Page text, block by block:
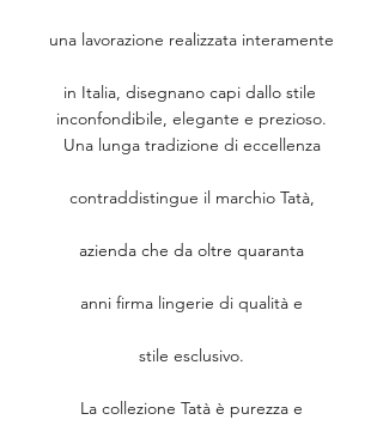
una lavorazione realizzata interamente
in Italia, disegnano capi dallo stile
inconfondibile, elegante e prezioso.
Una lunga tradizione di eccellenza
contraddistingue il marchio Tatà,
azienda che da oltre quaranta
anni firma lingerie di qualità e
stile esclusivo.
La collezione Tatà è purezza e